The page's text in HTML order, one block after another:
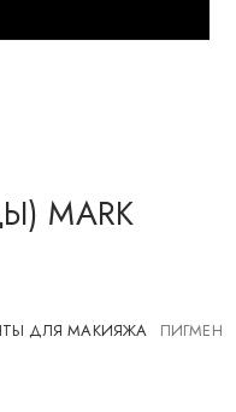
MARK
ДЛЯ МАКИЯЖА